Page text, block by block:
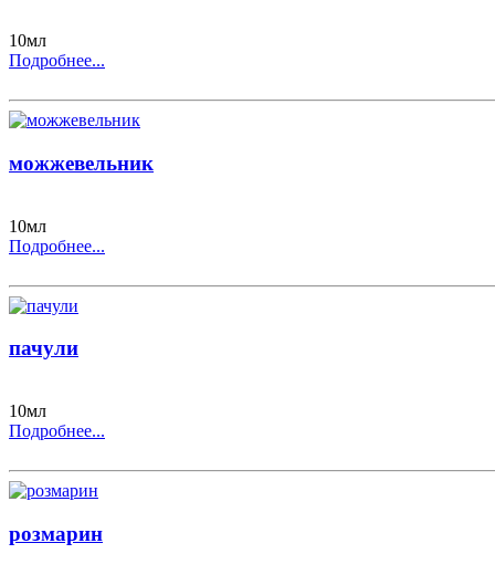
10мл
Подробнее...
можжевельник
10мл
Подробнее...
пачули
10мл
Подробнее...
розмарин